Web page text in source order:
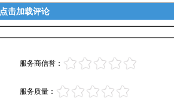
点击加载评论
服务商信誉：
服务质量：